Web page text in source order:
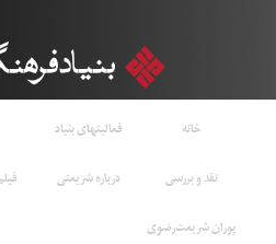
خانه فعالیتهای بنیاد
نقد و بررسی
درباره شریعتی
پوران شریعت‌رضوی